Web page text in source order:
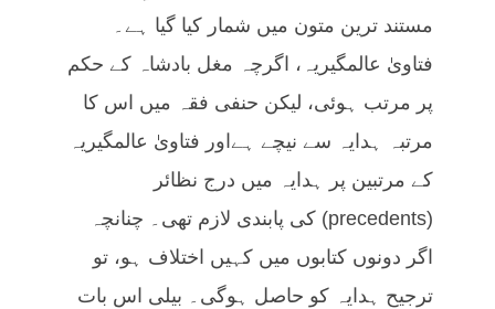
مستند ترین متون میں شمار کیا گیا ہے۔
فتاویٰ عالمگیریہ، اگرچہ مغل بادشاہ کے حکم
پر مرتب ہوئی، لیکن حنفی فقہ میں اس کا
مرتبہ ہدایہ سے نیچے ہےاور فتاویٰ عالمگیریہ
کے مرتبین پر ہدایہ میں درج نظائر
(precedents) کی پابندی لازم تھی۔ چنانچہ
اگر دونوں کتابوں میں کہیں اختلاف ہو، تو
ترجیح ہدایہ کو حاصل ہوگی۔ بیلی اس بات